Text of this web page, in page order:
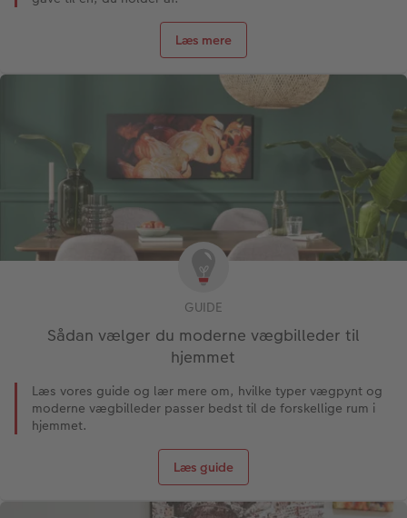
Læs mere
GUIDE
Sådan vælger du moderne vægbilleder til
hjemmet
Læs vores guide og lær mere om, hvilke typer vægpynt og
moderne vægbilleder passer bedst til de forskellige rum i
hjemmet.
Læs guide